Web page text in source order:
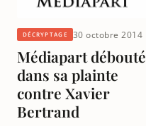
DÉCRYPTAGE 30 octobre 2014
Médiapart débouté
dans sa plainte
contre Xavier
Bertrand